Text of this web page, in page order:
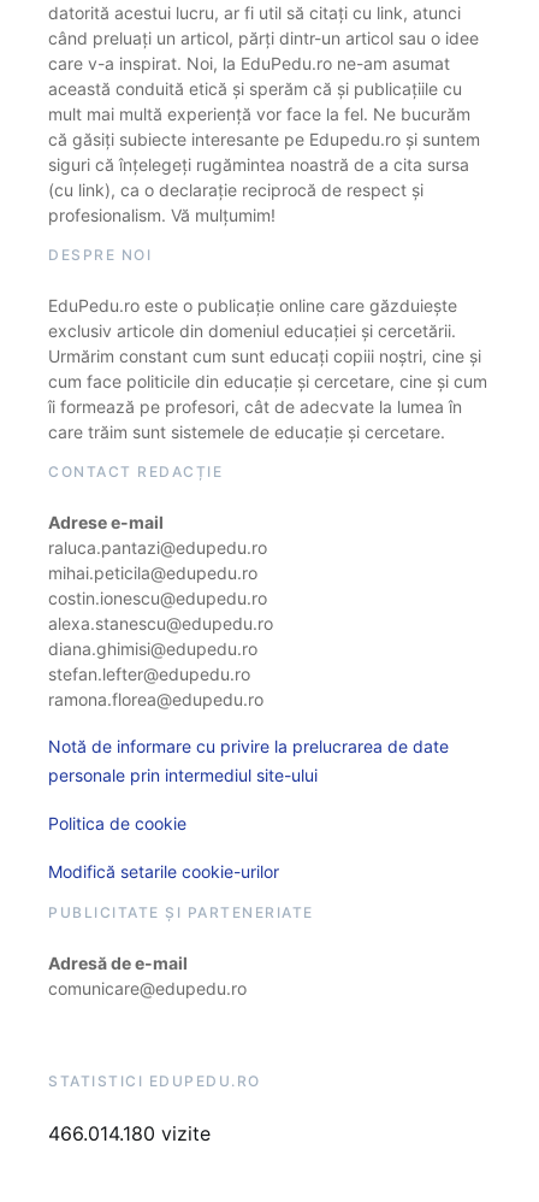
datorită acestui lucru, ar fi util să citați cu link, atunci
când preluați un articol, părți dintr-un articol sau o idee
care v-a inspirat. Noi, la EduPedu.ro ne-am asumat
această conduită etică și sperăm că și publicațiile cu
mult mai multă experiență vor face la fel. Ne bucurăm
că găsiți subiecte interesante pe Edupedu.ro și suntem
siguri că înțelegeți rugămintea noastră de a cita sursa
(cu link), ca o declarație reciprocă de respect și
profesionalism. Vă mulțumim!
DESPRE NOI
EduPedu.ro este o publicație online care găzduiește
exclusiv articole din domeniul educației și cercetării.
Urmărim constant cum sunt educați copiii noștri, cine și
cum face politicile din educație și cercetare, cine și cum
îi formează pe profesori, cât de adecvate la lumea în
care trăim sunt sistemele de educație și cercetare.
CONTACT REDACȚIE
Adrese e-mail
raluca.pantazi@edupedu.ro
mihai.peticila@edupedu.ro
costin.ionescu@edupedu.ro
alexa.stanescu@edupedu.ro
diana.ghimisi@edupedu.ro
stefan.lefter@edupedu.ro
ramona.florea@edupedu.ro
Notă de informare cu privire la prelucrarea de date
personale prin intermediul site-ului
Politica de cookie
Modifică setarile cookie-urilor
PUBLICITATE ȘI PARTENERIATE
Adresă de e-mail
comunicare@edupedu.ro
STATISTICI EDUPEDU.RO
466.014.180 vizite